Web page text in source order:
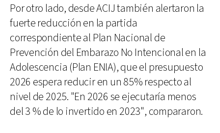
Por otro lado, desde ACIJ también alertaron la
fuerte reducción en la partida
correspondiente al Plan Nacional de
Prevención del Embarazo No Intencional en la
Adolescencia (Plan ENIA), que el presupuesto
2026 espera reducir en un 85% respecto al
nivel de 2025. "En 2026 se ejecutaría menos
del 3 % de lo invertido en 2023", compararon.